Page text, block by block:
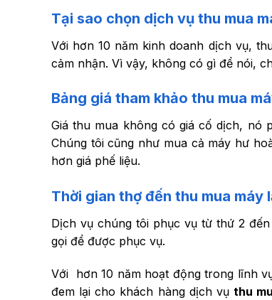
Tại sao chọn dịch vụ thu mua
Với hơn 10 năm kinh doanh dịch vụ,
cảm nhận. Vì vậy, không có gì để nói,
Bảng giá tham khảo thu mua
Giá thu mua không có giá cố dịch, nó
Chúng tôi cũng như mua cả máy hư
hơn giá phế liệu.
Thời gian thợ đến thu mua máy
Dịch vụ chúng tôi phục vụ từ thứ 2
gọi để được phục vụ.
Với hơn 10 năm hoạt động trong lĩnh
đem lại cho khách hàng dịch vụ thu